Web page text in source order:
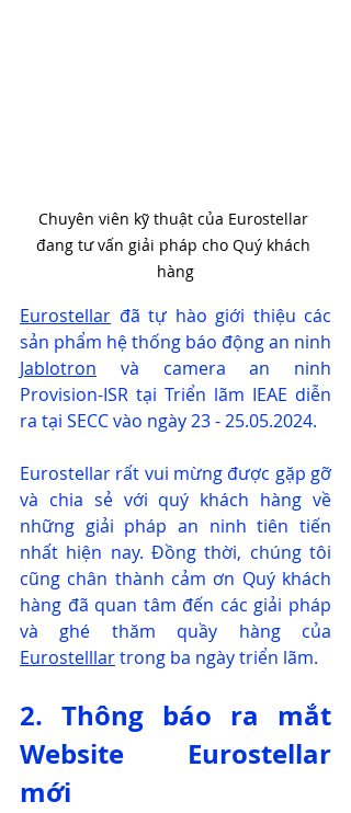
Chuyên viên kỹ thuật của Eurostellar
đang tư vấn giải pháp cho Quý khách
hàng
Eurostellar đã tự hào giới thiệu các
Jablotron và camera an ninh
Provision-ISR tại Triển lãm IEAE diễn
ra tại SECC vào ngày 23 - 25.05.2024.
Eurostellar rất vui mừng được gặp gỡ
và chia sẻ với quý khách hàng về
những giải pháp an ninh tiên tiến
nhất hiện nay. Đồng thời, chúng tôi
cũng chân thành cảm ơn Quý khách
hàng đã quan tâm đến các giải pháp
Eurostelllar trong ba ngày triển lãm.
2. Thông báo ra mắt
Website Eurostellar
mới